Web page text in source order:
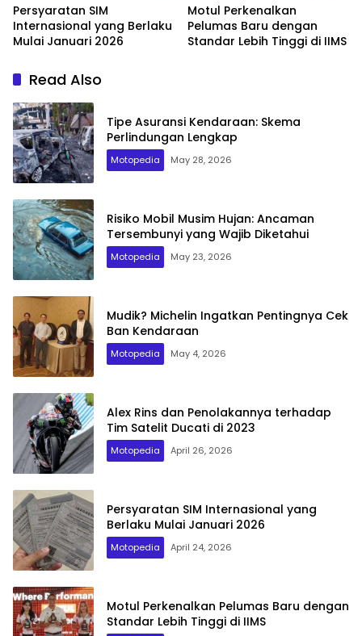
Persyaratan SIM
Internasional yang Berlaku
Mulai Januari 2026
Motul Perkenalkan
Pelumas Baru dengan
Standar Lebih Tinggi di IIMS
Read Also
Tipe Asuransi Kendaraan: Skema
Perlindungan Lengkap
Motopedia May 28, 2026
Risiko Mobil Musim Hujan: Ancaman
Tersembunyi yang Wajib Diketahui
Motopedia May 23, 2026
Mudik? Michelin Ingatkan Pentingnya Cek
Ban Kendaraan
Motopedia May 4, 2026
Alex Rins dan Penolakannya terhadap
Tim Satelit Ducati di 2023
Motopedia April 26, 2026
Persyaratan SIM Internasional yang
Berlaku Mulai Januari 2026
Motopedia April 24, 2026
Motul Perkenalkan Pelumas Baru dengan
Standar Lebih Tinggi di IIMS